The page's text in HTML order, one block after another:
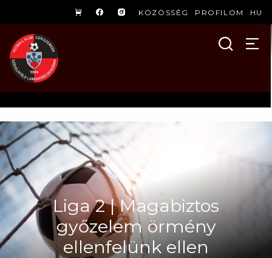
KÖZÖSSÉG PROFILOM HU
Liga 2 | Magabiztos
győzelem örmény
ellenfelünk ellen